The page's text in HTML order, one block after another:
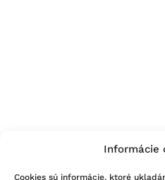
Informácie
Cookies sú informácie, ktoré